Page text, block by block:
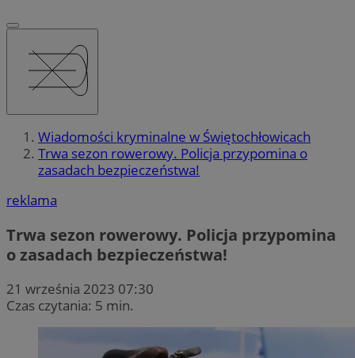
Wiadomości kryminalne w Świętochłowicach
Trwa sezon rowerowy. Policja przypomina o
zasadach bezpieczeństwa!
reklama
Trwa sezon rowerowy. Policja przypomina
o zasadach bezpieczeństwa!
21 września 2023 07:30
Czas czytania: 5 min.